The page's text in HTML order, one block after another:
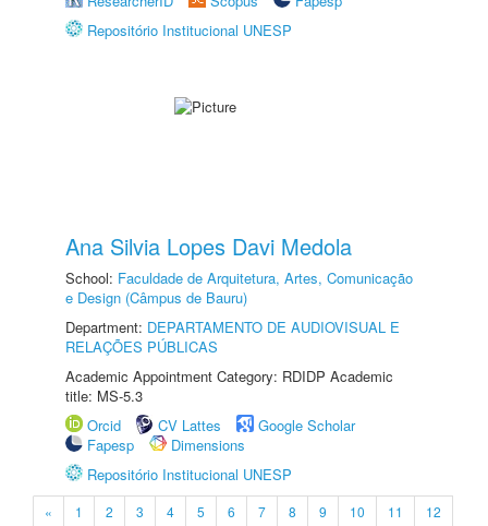
Repositório Institucional UNESP
Ana Silvia Lopes Davi Medola
School: Faculdade de Arquitetura, Artes, Comunicação
e Design (Câmpus de Bauru)
Department: DEPARTAMENTO DE AUDIOVISUAL E
RELAÇÕES PÚBLICAS
Academic Appointment Category: RDIDP Academic
title: MS-5.3
Orcid
CV Lattes
Google Scholar
Fapesp
Dimensions
Repositório Institucional UNESP
« 1 2 3 4 5 6 7 8 9 10 11
12